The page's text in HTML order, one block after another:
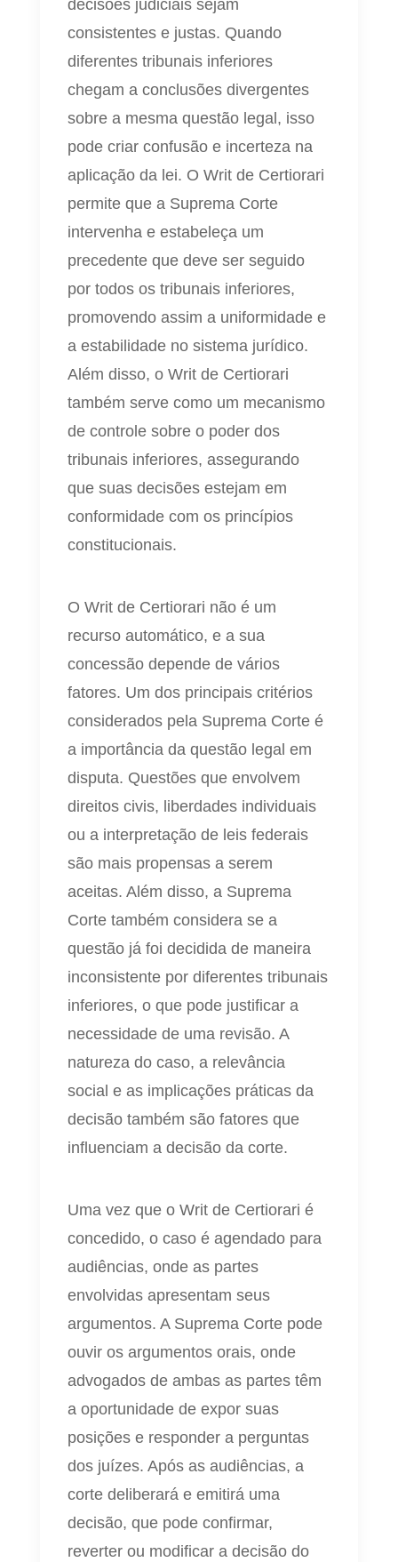
decisões judiciais sejam
consistentes e justas. Quando
diferentes tribunais inferiores
chegam a conclusões divergentes
sobre a mesma questão legal, isso
pode criar confusão e incerteza na
aplicação da lei. O Writ de Certiorari
permite que a Suprema Corte
intervenha e estabeleça um
precedente que deve ser seguido
por todos os tribunais inferiores,
promovendo assim a uniformidade e
a estabilidade no sistema jurídico.
Além disso, o Writ de Certiorari
também serve como um mecanismo
de controle sobre o poder dos
tribunais inferiores, assegurando
que suas decisões estejam em
conformidade com os princípios
constitucionais.
O Writ de Certiorari não é um
recurso automático, e a sua
concessão depende de vários
fatores. Um dos principais critérios
considerados pela Suprema Corte é
a importância da questão legal em
disputa. Questões que envolvem
direitos civis, liberdades individuais
ou a interpretação de leis federais
são mais propensas a serem
aceitas. Além disso, a Suprema
Corte também considera se a
questão já foi decidida de maneira
inconsistente por diferentes tribunais
inferiores, o que pode justificar a
necessidade de uma revisão. A
natureza do caso, a relevância
social e as implicações práticas da
decisão também são fatores que
influenciam a decisão da corte.
Uma vez que o Writ de Certiorari é
concedido, o caso é agendado para
audiências, onde as partes
envolvidas apresentam seus
argumentos. A Suprema Corte pode
ouvir os argumentos orais, onde
advogados de ambas as partes têm
a oportunidade de expor suas
posições e responder a perguntas
dos juízes. Após as audiências, a
corte deliberará e emitirá uma
decisão, que pode confirmar,
reverter ou modificar a decisão do